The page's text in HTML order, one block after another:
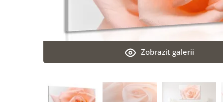
Zobrazit galerii